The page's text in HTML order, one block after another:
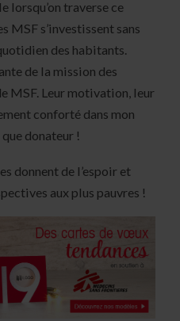
lorsqu’on traverse ce
MSF s’investissent sans
des habitants.
de la mission des
MSF. Leur motivation, leur
conforté dans mon
donateur !
donnent de l’espoir et
aux plus pauvres !